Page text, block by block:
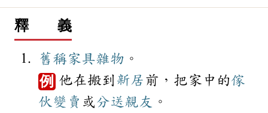
釋 義
舊稱家具雜物 。
例 他在搬到 新居 前，把家中的傢
伙 變賣 或分送 親友 。